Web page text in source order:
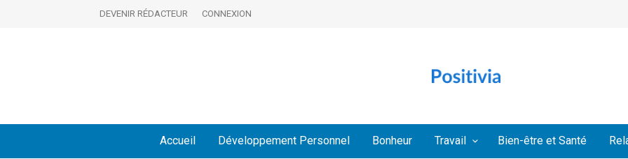
DEVENIR RÉDACTEUR CONNEXION
Accueil Développement Personnel Bonheur Travail Bien-être et Santé